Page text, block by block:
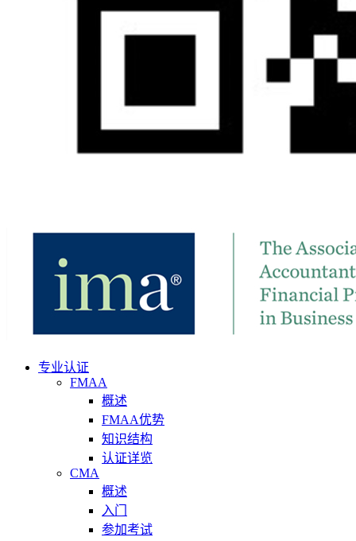
专业认证
FMAA
概述
FMAA优势
知识结构
认证详览
CMA
概述
入门
参加考试